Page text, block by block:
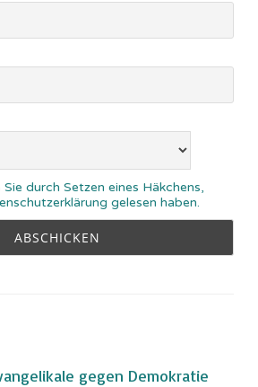
durch Setzen eines Häkchens,
gelesen haben.
gegen Demokratie